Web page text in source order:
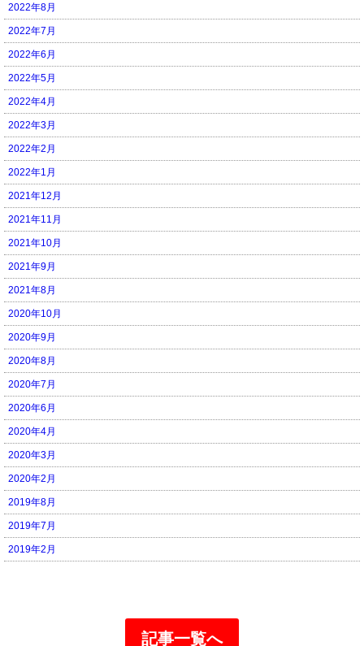
2022年8月
2022年7月
2022年6月
2022年5月
2022年4月
2022年3月
2022年2月
2022年1月
2021年12月
2021年11月
2021年10月
2021年9月
2021年8月
2020年10月
2020年9月
2020年8月
2020年7月
2020年6月
2020年4月
2020年3月
2020年2月
2019年8月
2019年7月
2019年2月
記事一覧へ